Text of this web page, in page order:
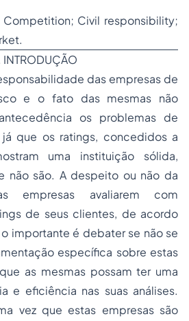
Civil responsibility;
INTRODUÇÃO
das empresas de
e o fato das mesmas não
os problemas de
já que os ratings, concedidos a
uma instituição sólida,
não são. A despeito ou não da
empresas avaliarem com
de seus clientes, de acordo
importante é debater se não se
específica sobre estas
as mesmas possam ter uma
e eficiência nas suas análises.
vez que estas empresas são